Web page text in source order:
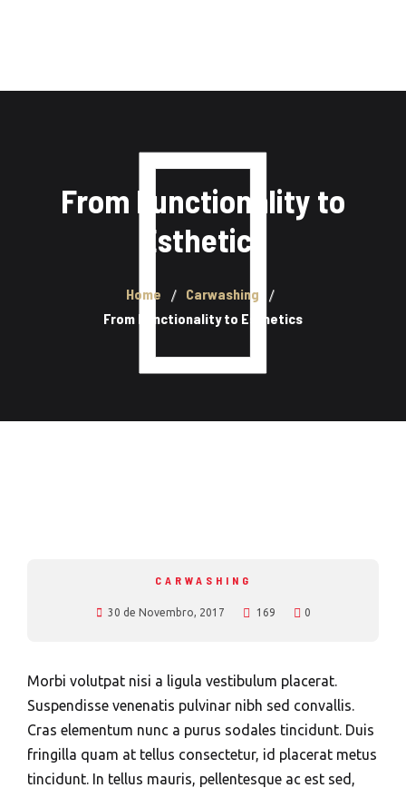
Quem somos
Contactos
From Functionality to
Esthetics
Home
Carwashing
From Functionality to Esthetics
CARWASHING
30 de Novembro, 2017 169 0
Morbi volutpat nisi a ligula vestibulum placerat.
Suspendisse venenatis pulvinar nibh sed convallis.
Cras elementum nunc a purus sodales tincidunt. Duis
fringilla quam at tellus consectetur, id placerat metus
tincidunt. In tellus mauris, pellentesque ac est sed,